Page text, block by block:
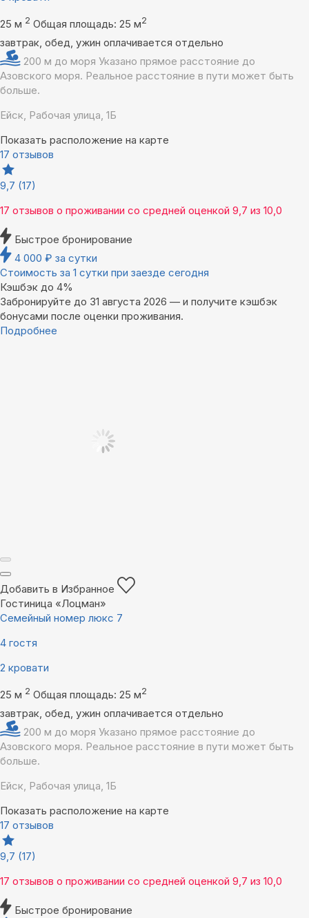
25 м 2 Общая площадь: 25 м2
завтрак, обед, ужин оплачивается отдельно
200 м до моря Указано прямое расстояние до
Азовского моря. Реальное расстояние в пути может быть
больше.
Ейск, Рабочая улица, 1Б
Показать расположение на карте
17 отзывов
9,7 (17)
17 отзывов о проживании со средней оценкой 9,7 из 10,0
Быстрое бронирование
4 000 ₽ за сутки
Стоимость за 1 сутки при заезде сегодня
Кэшбэк до 4%
Забронируйте до 31 августа 2026 — и получите кэшбэк
бонусами после оценки проживания.
Подробнее
Добавить в Избранное
Гостиница «Лоцман»
Семейный номер люкс 7
4 гостя
2 кровати
25 м 2 Общая площадь: 25 м2
завтрак, обед, ужин оплачивается отдельно
200 м до моря Указано прямое расстояние до
Азовского моря. Реальное расстояние в пути может быть
больше.
Ейск, Рабочая улица, 1Б
Показать расположение на карте
17 отзывов
9,7 (17)
17 отзывов о проживании со средней оценкой 9,7 из 10,0
Быстрое бронирование